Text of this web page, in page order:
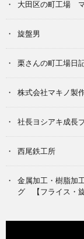
大田区の町工場
旋盤男
栗さんの町工場日
株式会社マキノ製
社長ヨシアキ成長
西尾鉄工所
金属加工・樹脂加
グ 【フライス・旋